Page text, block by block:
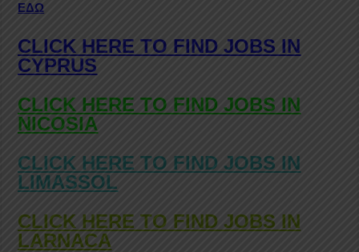
ΕΔΩ
CLICK HERE TO FIND JOBS IN
CYPRUS
CLICK HERE TO FIND JOBS IN
NICOSIA
CLICK HERE TO FIND JOBS IN
LIMASSOL
CLICK HERE TO FIND JOBS IN
LARNACA